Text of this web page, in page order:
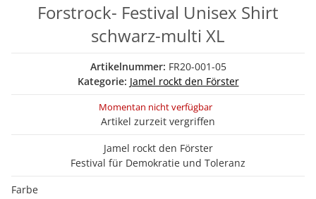
Forstrock- Festival Unisex Shirt
schwarz-multi XL
Artikelnummer: FR20-001-05
Kategorie: Jamel rockt den Förster
Momentan nicht verfügbar
Artikel zurzeit vergriffen
Jamel rockt den Förster
Festival für Demokratie und Toleranz
Farbe